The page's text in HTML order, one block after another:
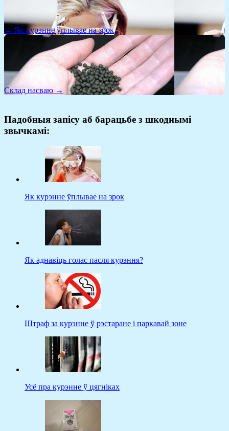
← Як курэнне ўплывае на зрок
Склад насваю →
Падобныя запісу аб барацьбе з шкоднымі
звычкамі:
Як курэнне ўплывае на зрок
Як аднавіць голас пасля курэння?
Штраф за курэнне ў рэстаране і паркавай зоне
Усё пра курэнне ў цягніках